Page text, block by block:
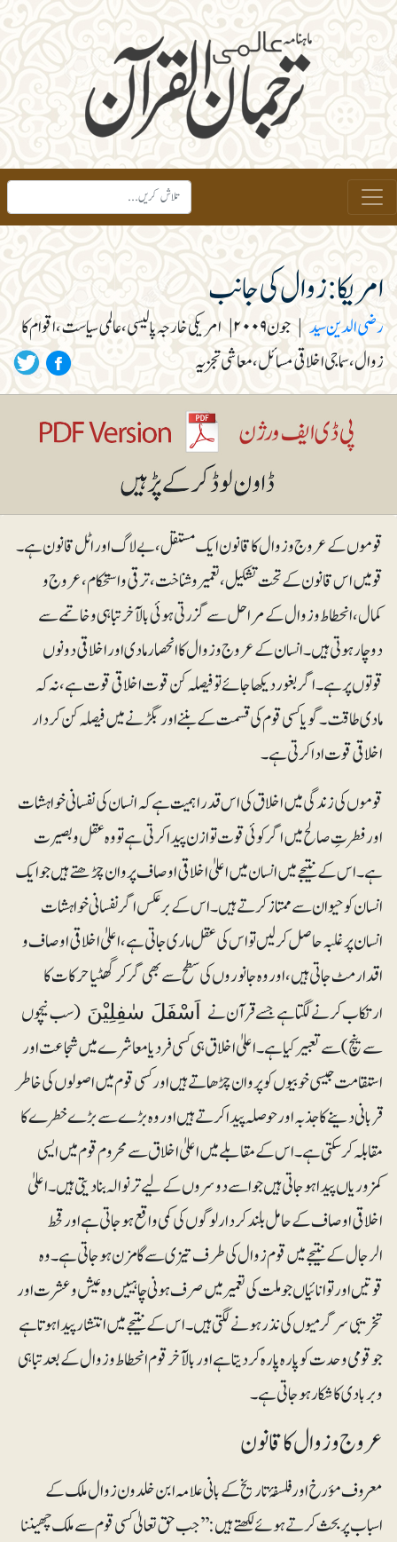
امریکا: زوال کی جانب
رضی الدین سید | جون ۲۰۰۹ | امریکی خارجہ پالیسی، عالمی سیاست، اقوام کا
زوال، سماجی اخلاقی مسائل، معاشی تجزیہ
قوموں کے عروج و زوال کا قانون ایک مستقل، بے لاگ اور اٹل قانون ہے۔
قومیں اس قانون کے تحت تشکیل، تعمیروشناخت، ترقی و استحکام، عروج و
کمال، انحطاط و زوال کے مراحل سے گزرتی ہوئی بالآخر تباہی و خاتمے سے
دوچار ہوتی ہیں۔ انسان کے عروج و زوال کا انحصار مادی اور اخلاقی دونوں
قوتوں پر ہے۔ اگر بغور دیکھا جائے تو فیصلہ کن قوت اخلاقی قوت ہے، نہ کہ
مادی طاقت۔ گویا کسی قوم کی قسمت کے بننے اور بگڑنے میں فیصلہ کن کردار
اخلاقی قوت ادا کرتی ہے۔
قوموں کی زندگی میں اخلاق کی اس قدر اہمیت ہے کہ انسان کی نفسانی خواہشات
اور فطرتِ صالح میں اگر کوئی قوت توازن پیدا کرتی ہے تو وہ عقل و بصیرت
ہے۔ اس کے نتیجے میں انسان میں اعلیٰ اخلاقی اوصاف پروان چڑھتے ہیں جو ایک
انسان کو حیوان سے ممتاز کرتے ہیں۔ اس کے برعکس اگر نفسانی خواہشات
انسان پر غلبہ حاصل کرلیں تو اس کی عقل ماری جاتی ہے، اعلیٰ اخلاقی اوصاف و
اقدار مٹ جاتی ہیں، اور وہ جانوروں کی سطح سے بھی گر کرگھٹیا حرکات کا
ارتکاب کرنے لگتاہے جسے قرآن نےاَسْفَلَ سٰفِلِیْنَ (سب نیچوں
سے نیچ)سے تعبیر کیا ہے۔ اعلیٰ اخلاق ہی کسی فرد یا معاشرے میں شجاعت اور
استقامت جیسی خوبیوں کو پروان چڑھاتے ہیں اور کسی قوم میں اصولوں کی خاطر
قربانی دینے کا جذبہ اور حوصلہ پیدا کرتے ہیں اور وہ بڑے سے بڑے خطرے کا
مقابلہ کرسکتی ہے۔ اس کے مقابلے میں اعلیٰ اخلاق سے محروم قوم میں ایسی
کمزوریاں پیدا ہوجاتی ہیں جو اسے دوسروں کے لیے تر نوالہ بنا دیتی ہیں۔ اعلیٰ
اخلاقی اوصاف کے حامل بلند کردار لوگوں کی کمی واقع ہوجاتی ہے اور قحط
الرجال کے نتیجے میں قوم زوال کی طرف تیزی سے گامزن ہوجاتی ہے۔ وہ
قوتیں اور توانائیاں جو ملت کی تعمیر میں صرف ہونی چاہییں وہ عیش و عشرت اور
تخریبی سرگرمیوں کی نذر ہونے لگتی ہیں۔ اس کے نتیجے میں انتشار پیدا ہوتا ہے
جو قومی وحدت کو پارہ پارہ کردیتا ہے اور بالآخر قوم انحطاط و زوال کے بعد تباہی
و بربادی کا شکار ہوجاتی ہے۔
عروج و زوال کا قانون
معروف مؤرخ اور فلسفۂ تاریخ کے بانی علامہ ابن خلدون زوال ملک کے
اسباب پر بحث کرتے ہوئے لکھتے ہیں: ’’جب حق تعالیٰ کسی قوم سے ملک چھیننا